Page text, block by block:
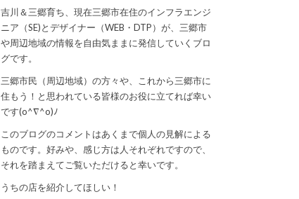
吉川＆三郷育ち、現在三郷市在住のインフラエンジ
ニア（SE)とデザイナー（WEB・DTP）が、三郷市
や周辺地域の情報を自由気ままに発信していくブロ
グです。
三郷市民（周辺地域）の方々や、これから三郷市に
住もう！と思われている皆様のお役に立てれば幸い
です(o^∇^o)ﾉ
このブログのコメントはあくまで個人の見解による
ものです。好みや、感じ方は人それぞれですので、
それを踏まえてご覧いただけると幸いです。
うちの店を紹介してほしい！